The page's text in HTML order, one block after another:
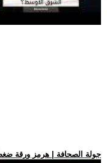
.. جولة الصحافة | هرمز ورقة